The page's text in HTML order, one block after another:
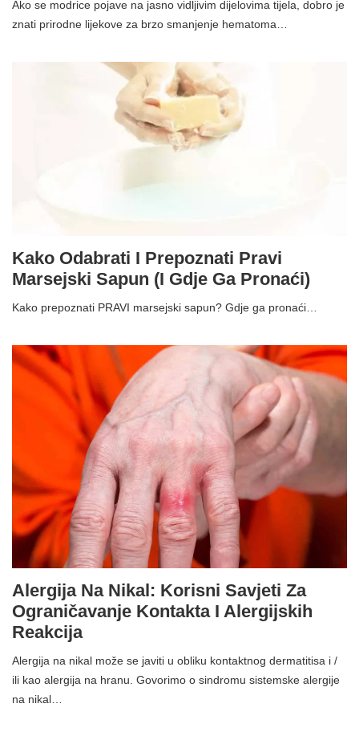
Ako se modrice pojave na jasno vidljivim dijelovima tijela, dobro je
znati prirodne lijekove za brzo smanjenje hematoma…
Kako Odabrati I Prepoznati Pravi
Marsejski Sapun (i Gdje Ga Pronaći)
Kako prepoznati PRAVI marsejski sapun? Gdje ga pronaći…
Alergija Na Nikal: Korisni Savjeti Za
Ograničavanje Kontakta I Alergijskih
Reakcija
Alergija na nikal može se javiti u obliku kontaktnog dermatitisa i /
ili kao alergija na hranu. Govorimo o sindromu sistemske alergije
na nikal…